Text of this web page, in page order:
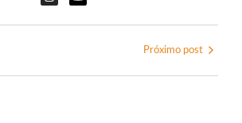
Próximo post